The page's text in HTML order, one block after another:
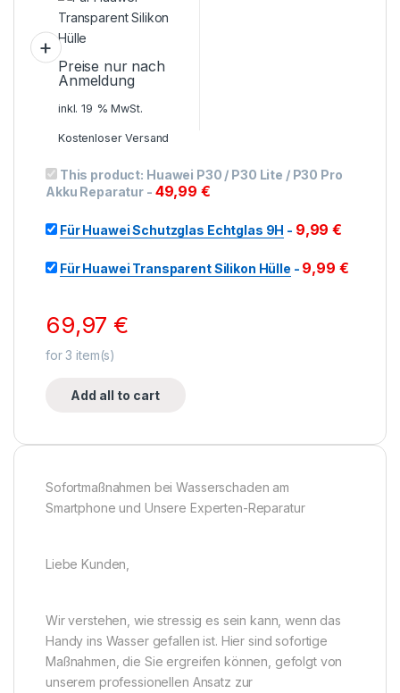
Preise nur nach
Anmeldung
inkl. 19 % MwSt.
Kostenloser Versand
This product: Huawei P30 / P30 Lite / P30 Pro
Akku Reparatur - 49,99 €
Für Huawei Schutzglas Echtglas 9H - 9,99€
Für Huawei Transparent Silikon Hülle - 9,99 €
69,97€
for3 item(s)
Add all to cart
Sofortmaßnahmen bei Wasserschaden am
Smartphone und Unsere Experten-Reparatur
Liebe Kunden,
Wir verstehen, wie stressig es sein kann, wenn das
Handy ins Wasser gefallen ist. Hier sind sofortige
Maßnahmen, die Sie ergreifen können, gefolgt von
unserem professionellen Ansatz zur